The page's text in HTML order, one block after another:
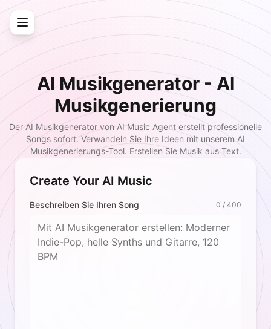
AI Musikgenerator - AI
Musikgenerierung
Der AI Musikgenerator von AI Music Agent erstellt professionelle
Songs sofort. Verwandeln Sie Ihre Ideen mit unserem AI
Musikgenerierungs-Tool. Erstellen Sie Musik aus Text.
Create Your AI Music
Beschreiben Sie Ihren Song 0 / 400